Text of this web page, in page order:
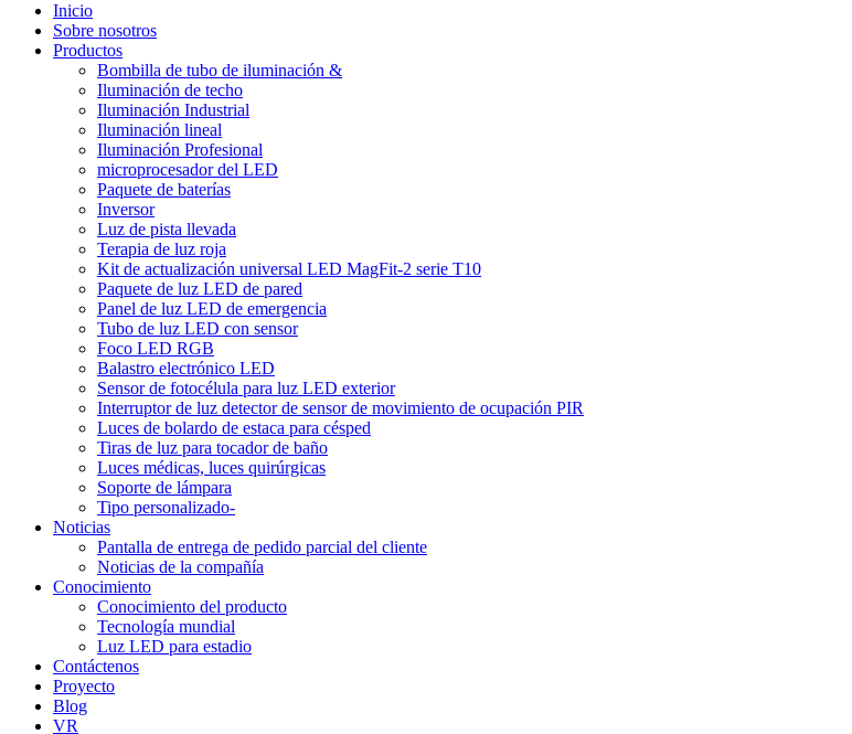
Inicio
Sobre nosotros
Productos
Bombilla de tubo de iluminación &
Iluminación de techo
Iluminación Industrial
Iluminación lineal
Iluminación Profesional
microprocesador del LED
Paquete de baterías
Inversor
Luz de pista llevada
Terapia de luz roja
Kit de actualización universal LED MagFit-2 serie T10
Paquete de luz LED de pared
Panel de luz LED de emergencia
Tubo de luz LED con sensor
Foco LED RGB
Balastro electrónico LED
Sensor de fotocélula para luz LED exterior
Interruptor de luz detector de sensor de movimiento de ocupación PIR
Luces de bolardo de estaca para césped
Tiras de luz para tocador de baño
Luces médicas, luces quirúrgicas
Soporte de lámpara
Tipo personalizado-
Noticias
Pantalla de entrega de pedido parcial del cliente
Noticias de la compañía
Conocimiento
Conocimiento del producto
Tecnología mundial
Luz LED para estadio
Contáctenos
Proyecto
Blog
VR